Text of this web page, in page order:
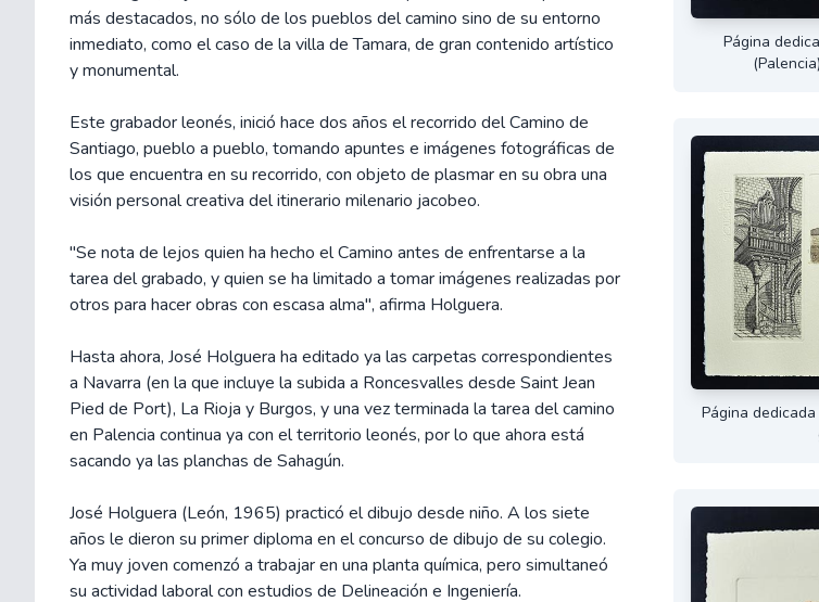
más destacados, no sólo de los pueblos del camino sino de su entorno
inmediato, como el caso de la villa de Tamara, de gran contenido artístico
y monumental.
Este grabador leonés, inició hace dos años el recorrido del Camino de
Santiago, pueblo a pueblo, tomando apuntes e imágenes fotográficas de
los que encuentra en su recorrido, con objeto de plasmar en su obra una
visión personal creativa del itinerario milenario jacobeo.
"Se nota de lejos quien ha hecho el Camino antes de enfrentarse a la
tarea del grabado, y quien se ha limitado a tomar imágenes realizadas por
otros para hacer obras con escasa alma", afirma Holguera.
Hasta ahora, José Holguera ha editado ya las carpetas correspondientes
a Navarra (en la que incluye la subida a Roncesvalles desde Saint Jean
Pied de Port), La Rioja y Burgos, y una vez terminada la tarea del camino
en Palencia continua ya con el territorio leonés, por lo que ahora está
sacando ya las planchas de Sahagún.
José Holguera (León, 1965) practicó el dibujo desde niño. A los siete
años le dieron su primer diploma en el concurso de dibujo de su colegio.
Ya muy joven comenzó a trabajar en una planta química, pero simultaneó
su actividad laboral con estudios de Delineación e Ingeniería.
Página
Página